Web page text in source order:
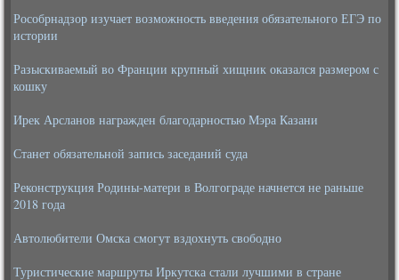
Рособрнадзор изучает возможность введения обязательного ЕГЭ по
истории
Разыскиваемый во Франции крупный хищник оказался размером с
кошку
Ирек Арсланов награжден благодарностью Мэра Казани
Станет обязательной запись заседаний суда
Реконструкция Родины-матери в Волгограде начнется не раньше
2018 года
Автолюбители Омска смогут вздохнуть свободно
Туристические маршруты Иркутска стали лучшими в стране